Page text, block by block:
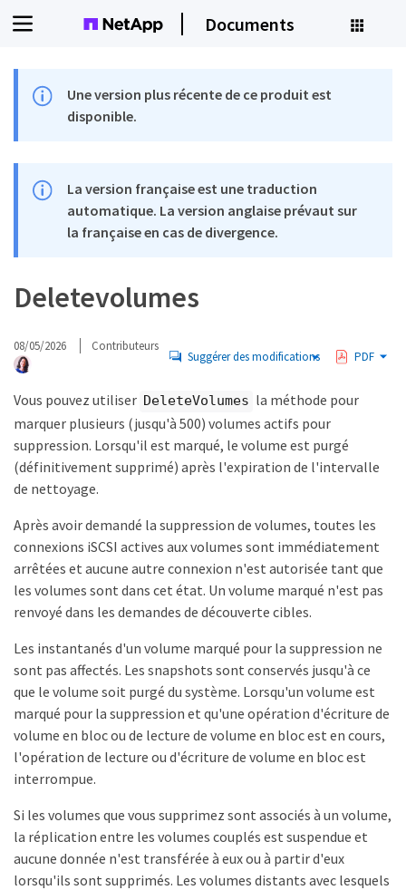
Documents
Une version plus récente de ce produit est
disponible.
La version française est une traduction
automatique. La version anglaise prévaut sur
la française en cas de divergence.
Deletevolumes
08/05/2026 Contributeurs
Suggérer des modifications PDF
Vous pouvez utiliser DeleteVolumes la méthode pour
marquer plusieurs (jusqu'à 500) volumes actifs pour
suppression. Lorsqu'il est marqué, le volume est purgé
(définitivement supprimé) après l'expiration de l'intervalle
de nettoyage.
Après avoir demandé la suppression de volumes, toutes les
connexions iSCSI actives aux volumes sont immédiatement
arrêtées et aucune autre connexion n'est autorisée tant que
les volumes sont dans cet état. Un volume marqué n'est pas
renvoyé dans les demandes de découverte cibles.
Les instantanés d'un volume marqué pour la suppression ne
sont pas affectés. Les snapshots sont conservés jusqu'à ce
que le volume soit purgé du système. Lorsqu'un volume est
marqué pour la suppression et qu'une opération d'écriture de
volume en bloc ou de lecture de volume en bloc est en cours,
l'opération de lecture ou d'écriture de volume en bloc est
interrompue.
Si les volumes que vous supprimez sont associés à un volume,
la réplication entre les volumes couplés est suspendue et
aucune donnée n'est transférée à eux ou à partir d'eux
lorsqu'ils sont supprimés. Les volumes distants avec lesquels